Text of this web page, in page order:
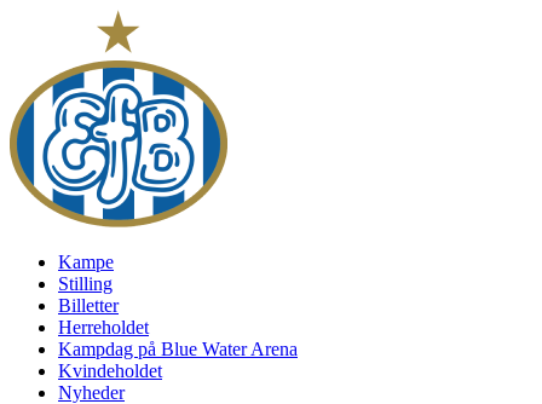
Kampe
Stilling
Billetter
Herreholdet
Kampdag på Blue Water Arena
Kvindeholdet
Nyheder